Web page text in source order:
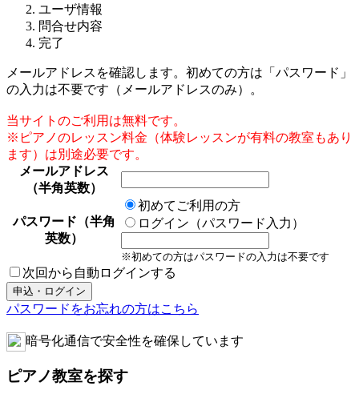
ユーザ情報
問合せ内容
完了
メールアドレスを確認します。初めての方は「パスワード」
の入力は不要です（メールアドレスのみ）。
当サイトのご利用は無料です。
※ピアノのレッスン料金（体験レッスンが有料の教室もあり
ます）は別途必要です。
メールアドレス
（半角英数）
パスワード（半角
英数）
初めてご利用の方
ログイン（パスワード入力）
※初めての方はパスワードの入力は不要です
次回から自動ログインする
パスワードをお忘れの方はこちら
暗号化通信で安全性を確保しています
ピアノ教室を探す